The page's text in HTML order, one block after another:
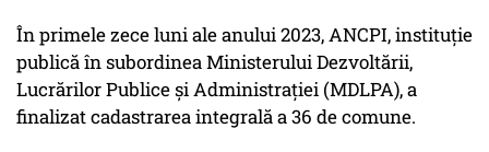
În primele zece luni ale anului 2023, ANCPI, instituție
publică în subordinea Ministerului Dezvoltării,
Lucrărilor Publice și Administrației (MDLPA), a
finalizat cadastrarea integrală a 36 de comune.